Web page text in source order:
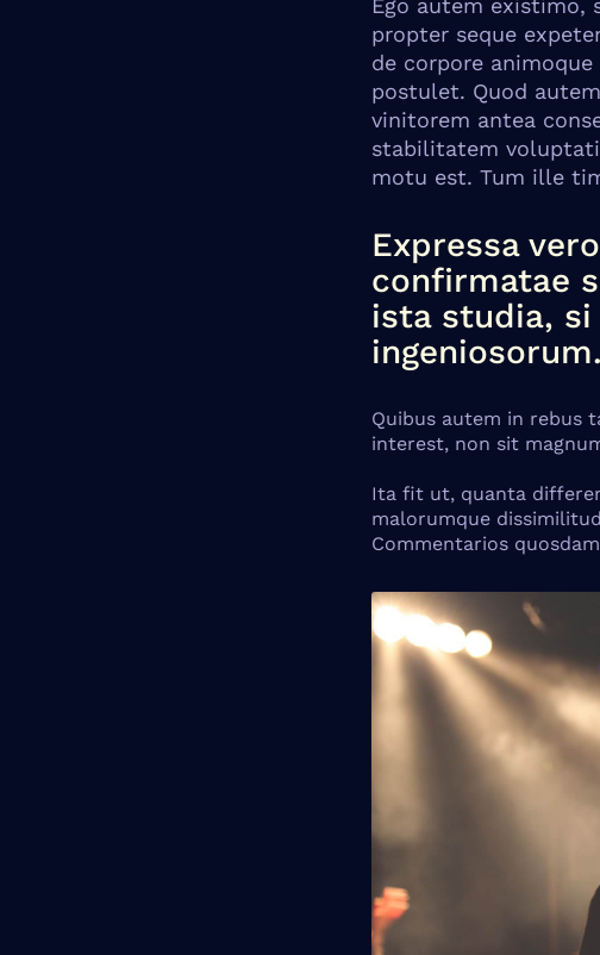
Ego autem existimo,
propter seque
de corpore
postulet. Quod
vinitorem antea
stabilitatem
motu est. Tum ille
Expressa
confirmatae
ista studia,
ingeniosorum.
Quibus autem in rebus
interest, non sit
Ita fit ut, quanta
malorumque
Commentarios